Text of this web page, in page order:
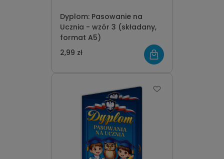
Dyplom: Pasowanie na
Ucznia - wzór 3 (składany,
format A5)
2,99 zł